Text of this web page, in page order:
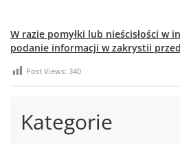
W razie pomyłki lub nieścisłości w
podanie informacji w zakrystii
Post Views: 340
Kategorie